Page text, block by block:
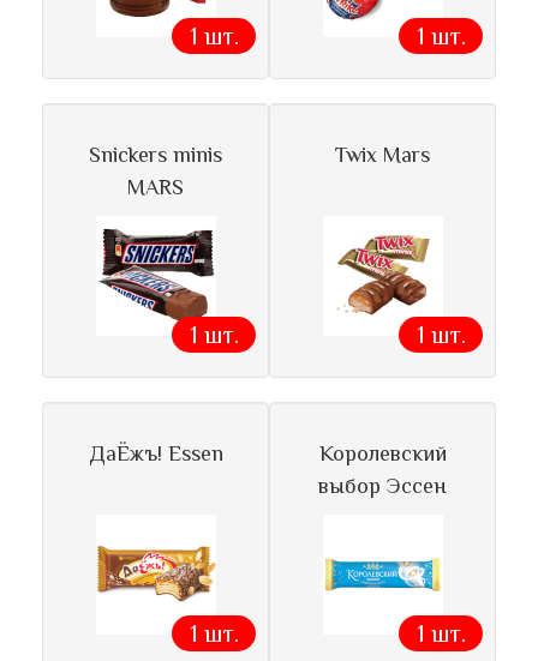
1 шт. 1 шт.
Snickers minis
MARS
1 шт.
Twix Mars
1 шт.
ДаЁжъ! Essen
1 шт.
Королевский
выбор Эссен
1 шт.